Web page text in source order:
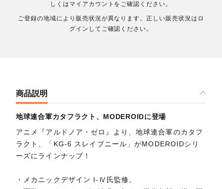
しくはマイアカウントをご確認ください。
ご登録の地域により販売状況が異なります。正しい販売状況はロ
グインしてご確認ください。
商品説明
地球連合軍カタフラクト、MODEROIDに登場
アニメ『アルドノア・ゼロ』より、地球連合軍のカタフ
ラクト、「KG-6 スレイプニール」がMODEROIDシリ
ーズにラインナップ！
・メカニックデザイン I-Ⅳ氏監修。